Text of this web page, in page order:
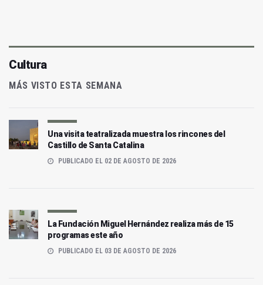
Cultura
MÁS VISTO ESTA SEMANA
Una visita teatralizada muestra los rincones del
Castillo de Santa Catalina
PUBLICADO EL 02 DE AGOSTO DE 2026
La Fundación Miguel Hernández realiza más de 15
programas este año
PUBLICADO EL 03 DE AGOSTO DE 2026